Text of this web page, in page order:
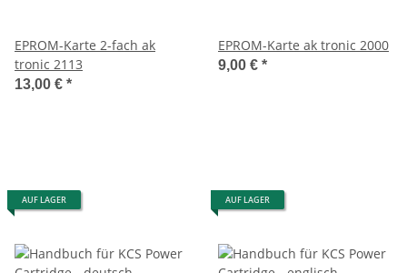
EPROM-Karte 2-fach ak
tronic 2113
13,00 € *
EPROM-Karte ak tronic 2000
9,00 € *
AUF LAGER AUF LAGER